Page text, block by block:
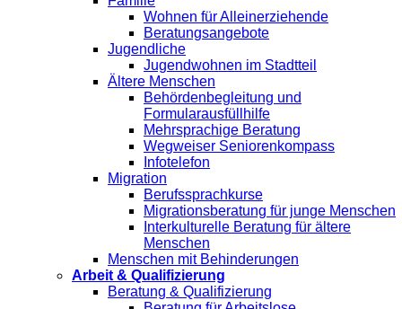
Wohnen für Alleinerziehende
Beratungsangebote
Jugendliche
Jugendwohnen im Stadtteil
Ältere Menschen
Behördenbegleitung und
Formularausfüllhilfe
Mehrsprachige Beratung
Wegweiser Seniorenkompass
Infotelefon
Migration
Berufssprachkurse
Migrationsberatung für junge Menschen
Interkulturelle Beratung für ältere
Menschen
Menschen mit Behinderungen
Arbeit & Qualifizierung
Beratung & Qualifizierung